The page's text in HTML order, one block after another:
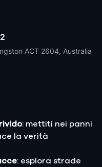
ACT 2604, Australia
: mettiti nei panni
la verità
: esplora strade